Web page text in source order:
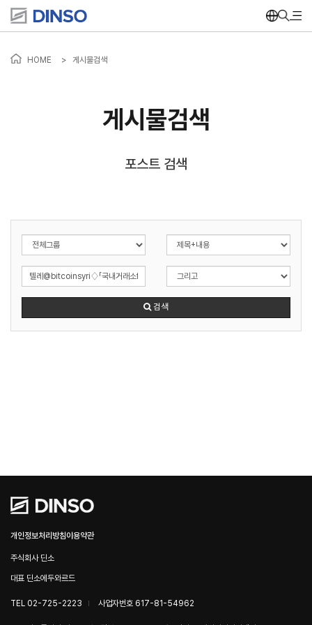
HOME > 게시물검색
게시물검색
포스트 검색
검색
개인정보처리방침이용약관
주식회사 딘소
대표 딘소에두와르드
TEL 02-725-2223 사업자번호 617-81-54962